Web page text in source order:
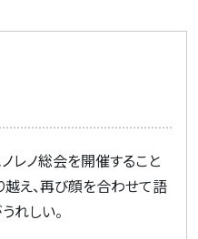
レノ総会を開催すること
え、再び顔を合わせて語
れしい。